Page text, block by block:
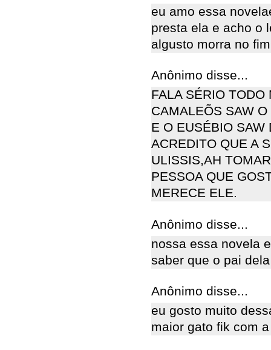
eu amo essa
presta ela e acho o
algusto morra no
Anônimo disse...
FALA SÉRIO
CAMALEÕS SAW
E O EUSÉBIO SAW
ACREDITO QUE A
ULISSIS,AH
PESSOA QUE
MERECE ELE.
Anônimo disse...
nossa essa novela
saber que o pai
Anônimo disse...
eu gosto muito
maior gato fik com